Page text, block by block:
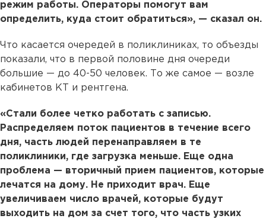
режим работы. Операторы помогут вам
определить, куда стоит обратиться», — сказал он.
Что касается очередей в поликлиниках, то объезды
показали, что в первой половине дня очереди
большие — до 40-50 человек. То же самое — возле
кабинетов КТ и рентгена.
«Стали более четко работать с записью.
Распределяем поток пациентов в течение всего
дня, часть людей перенаправляем в те
поликлиники, где загрузка меньше. Еще одна
проблема — вторичный прием пациентов, которые
лечатся на дому. Не приходит врач. Еще
увеличиваем число врачей, которые будут
выходить на дом за счет того, что часть узких